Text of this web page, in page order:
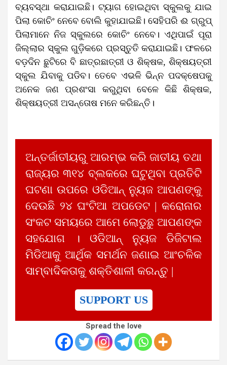
ବ୍ୟବସ୍ଥା କରାଯାଇଛି। ଟ୍ୟାଗ ହୋଇଥିବା ସ୍କୁଲକୁ ଯାଇ
ପିଲା କୋଚିଂ ନେବେ ବୋଲି କୁହାଯାଇଛି। ସେହିପରି ଈ ଗ୍ରୁପ୍
ପିଲାମାନେ ନିଜ ସ୍କୁଲରେ କୋଚିଂ ନେବେ। ଏଥିପାଇଁ ପୂରା
ଜିଲ୍ଲାର ସ୍କୁଲ ଗୁଡ଼ିକରେ ପ୍ରସ୍ତୁତି କରାଯାଇଛି। ଫଳରେ
ବଡ଼ଦିନ ଛୁଟିରେ ବି ଛାତ୍ରଛାତ୍ରୀ ଓ ଶିକ୍ଷକ, ଶିକ୍ଷୟତ୍ରୀ
ସ୍କୁଲ ଯିବାକୁ ପଡିବ। ତେବେ ଏଭଳି ଭିନ୍ନ ପଦକ୍ଷେପକୁ
ଅନେକ ଜଣ ପ୍ରଶଂସା କରୁଥିବା ବେଳେ କିଛି ଶିକ୍ଷକ,
ଶିକ୍ଷୟତ୍ରୀ ଅସନ୍ତୋଷ ମନେ କରିଛନ୍ତି।
ଅନ୍ତର୍ଜାତୀୟରୁ ଆରମ୍ଭ କରି ଜାତୀୟ ତଥା
ରାଜ୍ୟର ୩୧୪ ବ୍ଲକରେ ଘଟୁଥିବା ପ୍ରତିଟି
ଘଟଣା ଉପରେ ଓଡିଆନ୍ ନ୍ୟୁଜ ଆପଣଙ୍କୁ
ଦେଉଛି ୨୪ ଘଂଟିଆ ଅପଡେଟ | କରୋନାର
ସଂକଟ ସମୟରେ ଆମେ ଲୋଡୁଛୁ ଆପଣଙ୍କ
ସହଯୋଗ । ଓଡିଆନ୍ ନ୍ୟୁଜ ଡିଜିଟାଲ
ମିଡିଆକୁ ଆର୍ଥିକ ସମର୍ଥନ ଜଣାଇ ଆଂଚଳିକ
ସାମ୍ବାଦିକତାକୁ ଶକ୍ତିଶାଳୀ କରନ୍ତୁ |
SUPPORT US
Spread the love